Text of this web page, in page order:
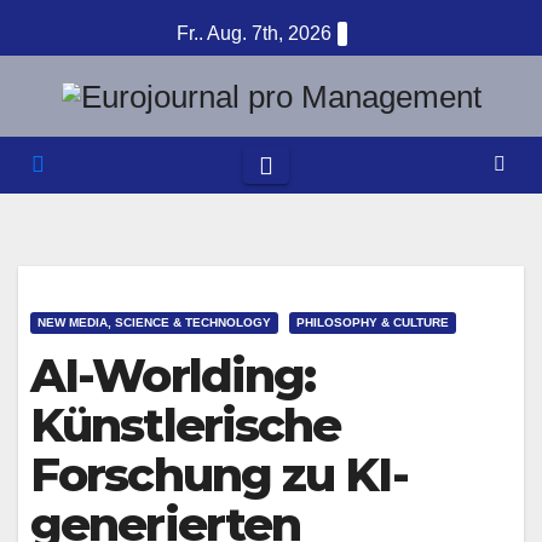
Inhalt
springen
Fr.. Aug. 7th, 2026
NEW MEDIA, SCIENCE & TECHNOLOGY PHILOSOPHY & CULTURE
AI-Worlding:
Künstlerische
Forschung zu KI-
generierten